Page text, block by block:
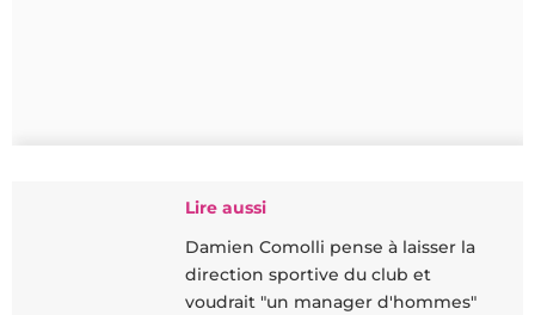
Lire aussi
Damien Comolli pense à laisser la
direction sportive du club et
voudrait "un manager d'hommes"